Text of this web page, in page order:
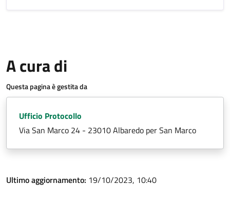
A cura di
Questa pagina è gestita da
Ufficio Protocollo
Via San Marco 24 - 23010 Albaredo per San Marco
Ultimo aggiornamento: 19/10/2023, 10:40